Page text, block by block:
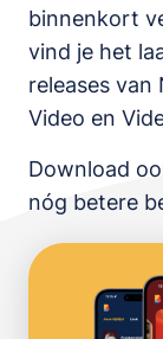
binnenkort
vind je het
releases van
Video en
Download
nóg betere